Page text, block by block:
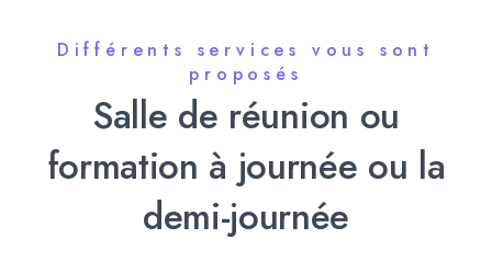
Différents services vous sont
proposés
Salle de réunion ou
formation à journée ou la
demi-journée